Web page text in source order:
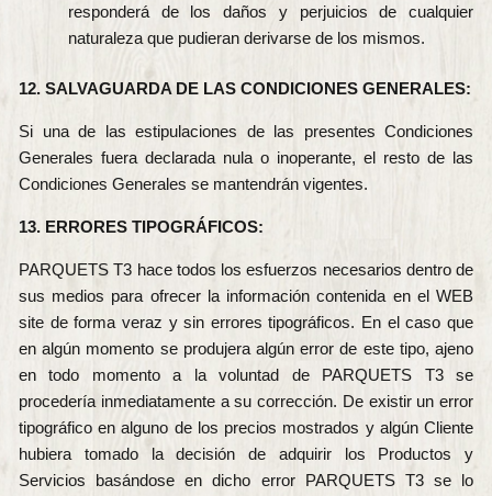
responderá de los daños y perjuicios de cualquier
naturaleza que pudieran derivarse de los mismos.
12. SALVAGUARDA DE LAS CONDICIONES GENERALES:
Si una de las estipulaciones de las presentes Condiciones
Generales fuera declarada nula o inoperante, el resto de las
Condiciones Generales se mantendrán vigentes.
13. ERRORES TIPOGRÁFICOS:
PARQUETS T3 hace todos los esfuerzos necesarios dentro de
sus medios para ofrecer la información contenida en el WEB
site de forma veraz y sin errores tipográficos. En el caso que
en algún momento se produjera algún error de este tipo, ajeno
en todo momento a la voluntad de PARQUETS T3 se
procedería inmediatamente a su corrección. De existir un error
tipográfico en alguno de los precios mostrados y algún Cliente
hubiera tomado la decisión de adquirir los Productos y
Servicios basándose en dicho error PARQUETS T3 se lo